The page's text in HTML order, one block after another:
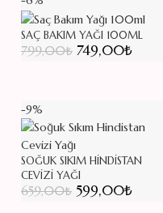
SAÇ BAKIM YAĞI 100ML
799,00₺ Orijinal fiyat:
749,00₺ Şu
-9%
SOĞUK SIKIM HINDISTAN
CEVIZI YAĞI
659,00₺ Orijinal fiyat:
599,00₺